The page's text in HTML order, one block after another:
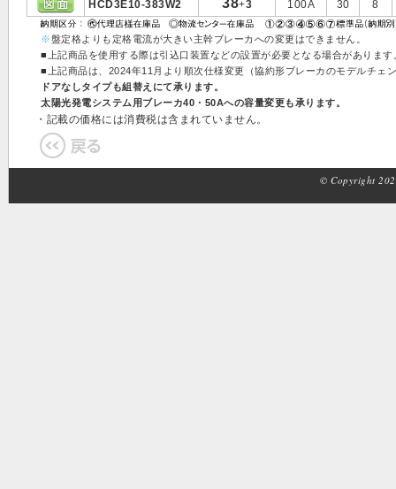
HCD3E10-383W2 38+3 100A 30 8
※盤定格よりも定格電流が大きい主幹ブレーカへの変更はできません。
■上記商品を使用する際は引込口装置などの設置が必要となる場合がありま
■上記商品は、2024年11月より順次仕様変更（協約形ブレーカのモデルチェ
ドアなしタイプも組替えにて承ります。
太陽光発電システム用ブレーカ40・50Aへの容量変更も承ります。
・記載の価格には消費税は含まれていません。
© Copyright